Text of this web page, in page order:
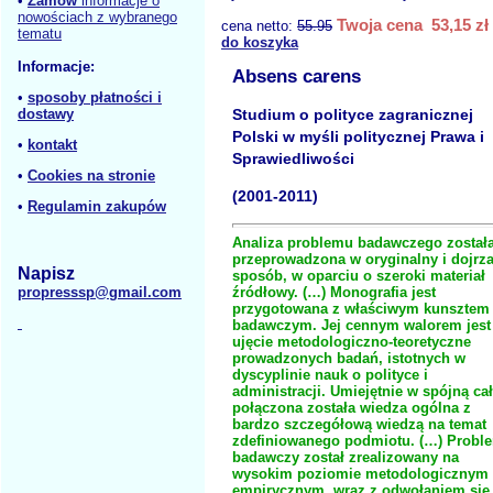
nowościach z wybranego
tematu
Informacje:
• sposoby płatności i
dostawy
• kontakt
• Cookies na stronie
• Regulamin zakupów
Napisz
propresssp@gmail.com
cena netto: 55.95 Twoja cena 53,15 zł
do koszyka
Absens carens
Studium o polityce zagranicznej
Polski w myśli politycznej Prawa i
Sprawiedliwości
(2001-2011)
Analiza problemu badawczego
przeprowadzona w oryginalny i
sposób, w oparciu o szeroki materiał
źródłowy. (…) Monografia jest
przygotowana z właściwym kunsztem
badawczym. Jej cennym walorem jest
ujęcie metodologiczno-teoretyczne
prowadzonych badań, istotnych w
dyscyplinie nauk o polityce i
administracji. Umiejętnie w spójną
połączona została wiedza ogólna z
bardzo szczegółową wiedzą na temat
zdefiniowanego podmiotu. (…)
badawczy został zrealizowany na
wysokim poziomie metodologicznym